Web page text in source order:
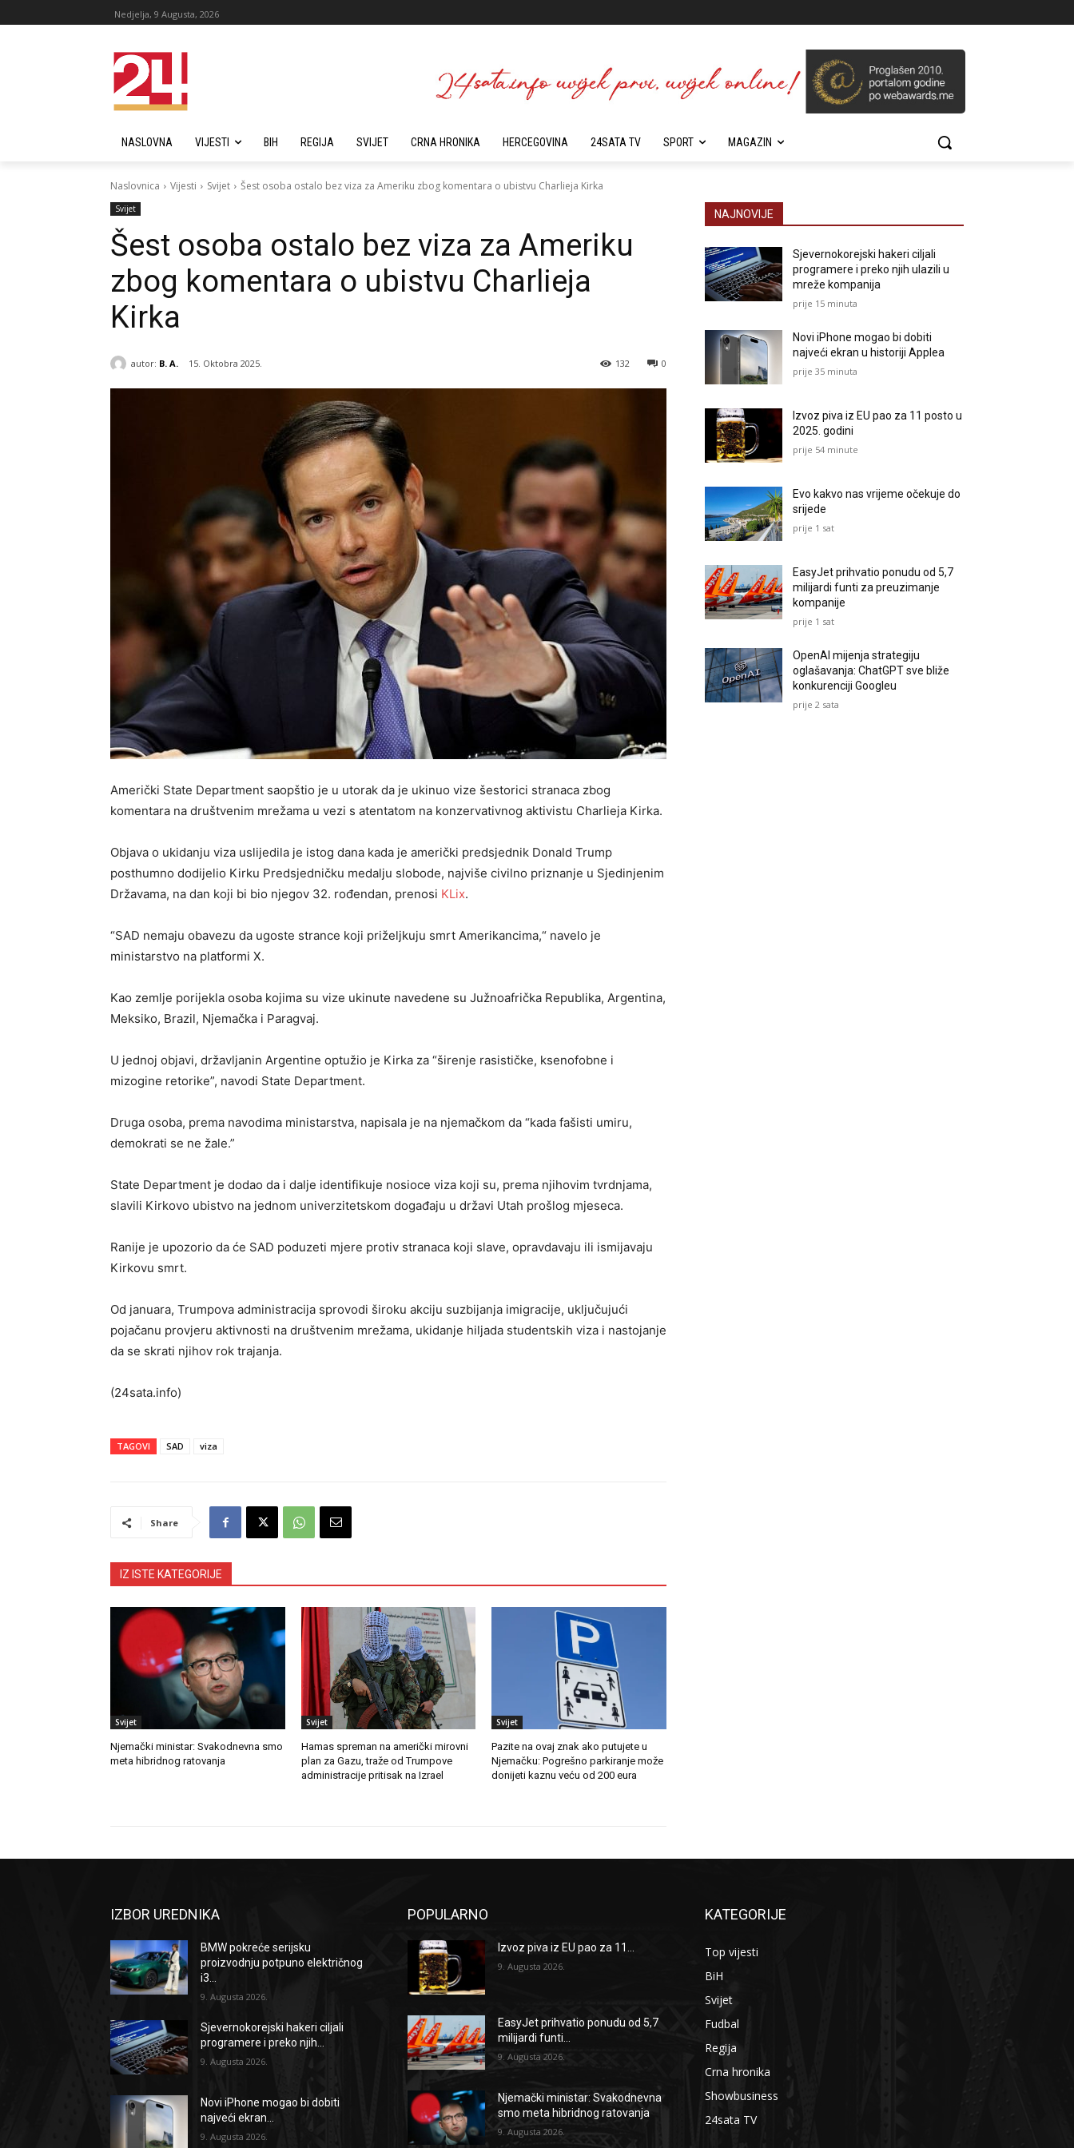
Nedjelja, 9 Augusta, 2026
NASLOVNA VIJESTI BIH REGIJA SVIJET CRNA HRONIKA HERCEGOVINA 24SATA TV SPORT MAGAZIN
Naslovnica Vijesti Svijet Šest osoba ostalo bez viza za Ameriku zbog komentara o ubistvu Charlieja Kirka
Svijet
Šest osoba ostalo bez viza za Ameriku
zbog komentara o ubistvu Charlieja
Kirka
autor: B. A. 15. Oktobra 2025. 0
132
Američki State Department saopštio je u utorak da je ukinuo vize šestorici stranaca zbog
komentara na društvenim mrežama u vezi s atentatom na konzervativnog aktivistu Charlieja Kirka.
Objava o ukidanju viza uslijedila je istog dana kada je američki predsjednik Donald Trump
posthumno dodijelio Kirku Predsjedničku medalju slobode, najviše civilno priznanje u Sjedinjenim
Državama, na dan koji bi bio njegov 32. rođendan, prenosi KLix.
“SAD nemaju obavezu da ugoste strance koji priželjkuju smrt Amerikancima,“ navelo je
ministarstvo na platformi X.
Kao zemlje porijekla osoba kojima su vize ukinute navedene su Južnoafrička Republika, Argentina,
Meksiko, Brazil, Njemačka i Paragvaj.
U jednoj objavi, državljanin Argentine optužio je Kirka za “širenje rasističke, ksenofobne i
mizogine retorike”, navodi State Department.
Druga osoba, prema navodima ministarstva, napisala je na njemačkom da “kada fašisti umiru,
demokrati se ne žale.”
State Department je dodao da i dalje identifikuje nosioce viza koji su, prema njihovim tvrdnjama,
slavili Kirkovo ubistvo na jednom univerzitetskom događaju u državi Utah prošlog mjeseca.
Ranije je upozorio da će SAD poduzeti mjere protiv stranaca koji slave, opravdavaju ili ismijavaju
Kirkovu smrt.
Od januara, Trumpova administracija sprovodi široku akciju suzbijanja imigracije, uključujući
pojačanu provjeru aktivnosti na društvenim mrežama, ukidanje hiljada studentskih viza i nastojanje
da se skrati njihov rok trajanja.
(24sata.info)
TAGOVI SAD viza
Share
IZ ISTE KATEGORIJE
Svijet
Njemački ministar: Svakodnevna smo
meta hibridnog ratovanja
Svijet
Hamas spreman na američki mirovni
plan za Gazu, traže od Trumpove
administracije pritisak na Izrael
Svijet
Pazite na ovaj znak ako putujete u
Njemačku: Pogrešno parkiranje može
donijeti kaznu veću od 200 eura
NAJNOVIJE
Sjevernokorejski hakeri ciljali
programere i preko njih ulazili u
mreže kompanija
prije 15 minuta
Novi iPhone mogao bi dobiti
najveći ekran u historiji Applea
prije 35 minuta
Izvoz piva iz EU pao za 11 posto u
2025. godini
prije 54 minute
Evo kakvo nas vrijeme očekuje do
srijede
prije 1 sat
EasyJet prihvatio ponudu od 5,7
milijardi funti za preuzimanje
kompanije
prije 1 sat
OpenAI mijenja strategiju
oglašavanja: ChatGPT sve bliže
konkurenciji Googleu
prije 2 sata
IZBOR UREDNIKA
BMW pokreće serijsku
proizvodnju potpuno električnog
i3...
9. Augusta 2026.
Sjevernokorejski hakeri ciljali
programere i preko njih...
9. Augusta 2026.
Novi iPhone mogao bi dobiti
najveći ekran...
9. Augusta 2026.
POPULARNO
Izvoz piva iz EU pao za 11...
9. Augusta 2026.
EasyJet prihvatio ponudu od 5,7
milijardi funti...
9. Augusta 2026.
Njemački ministar: Svakodnevna
smo meta hibridnog ratovanja
9. Augusta 2026.
KATEGORIJE
Top vijesti
BiH
Svijet
Fudbal
Regija
Crna hronika
Showbusiness
24sata TV